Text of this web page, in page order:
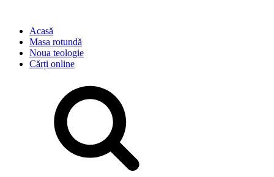
Acasă
Masa rotundă
Noua teologie
Cărți online